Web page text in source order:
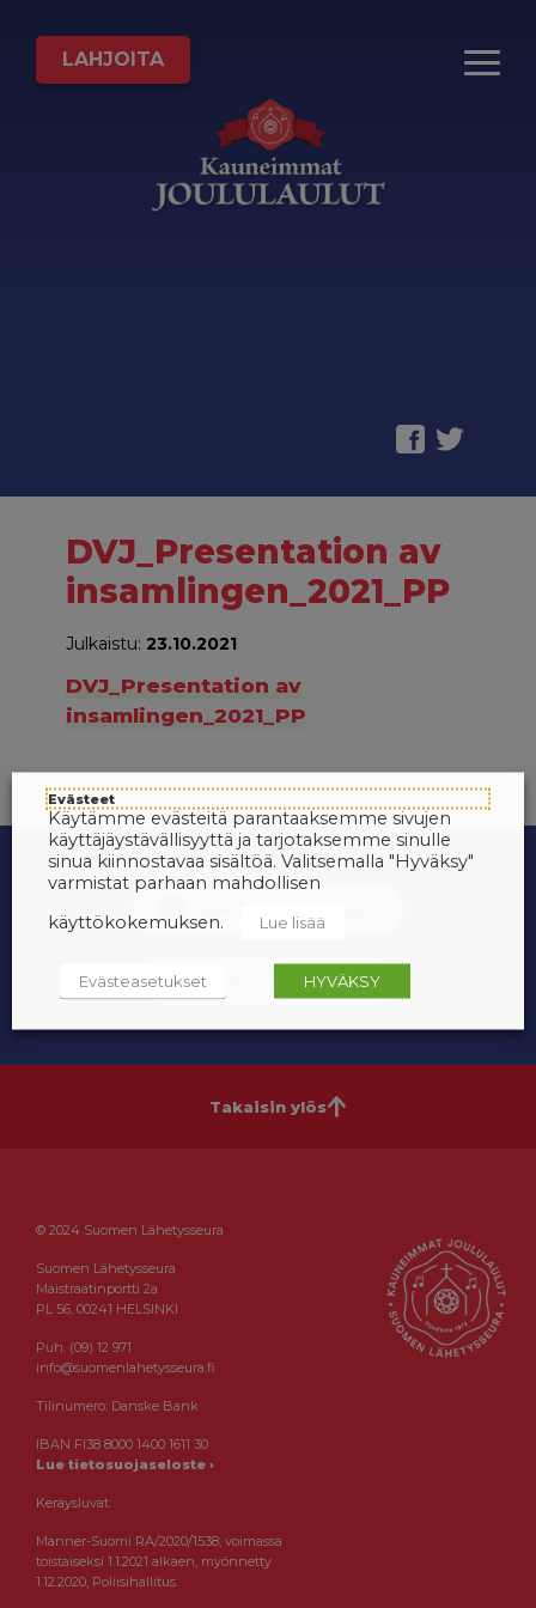
LAHJOITA
DVJ_Presentation av
insamlingen_2021_PP
Julkaistu: 23.10.2021
DVJ_Presentation av
insamlingen_2021_PP
Takaisin ylös
© 2024 Suomen Lähetysseura
Suomen Lähetysseura
Maistraatinportti 2a
PL 56, 00241 HELSINKI
Puh. (09) 12 971
info@suomenlahetysseura.fi
Tilinumero: Danske Bank
IBAN FI38 8000 1400 1611 30
Lue tietosuojaseloste ›
Keräysluvat:
Manner-Suomi RA/2020/1538, voimassa
toistaiseksi 1.1.2021 alkaen, myönnetty
1.12.2020, Poliisihallitus.
Evästeet
Käytämme evästeitä parantaaksemme sivujen
käyttäjäystävällisyyttä ja tarjotaksemme sinulle
sinua kiinnostavaa sisältöä. Valitsemalla "Hyväksy"
varmistat parhaan mahdollisen
käyttökokemuksen.
Lue lisää
Evästeasetukset HYVÄKSY